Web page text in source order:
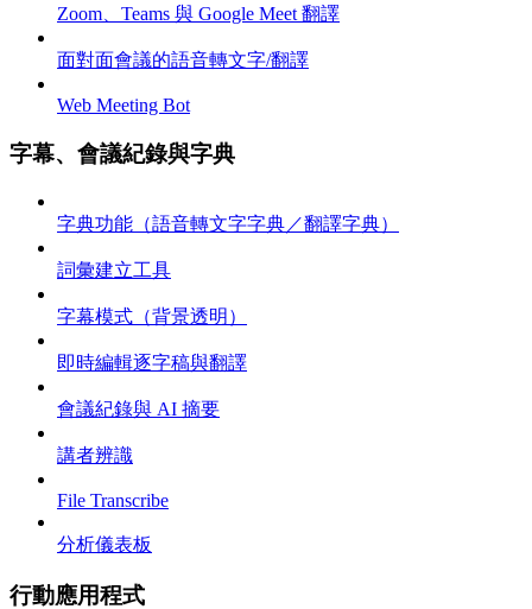
Zoom、Teams 與 Google Meet 翻譯
面對面會議的語音轉文字/翻譯
Web Meeting Bot
字幕、會議紀錄與字典
字典功能（語音轉文字字典／翻譯字典）
詞彙建立工具
字幕模式（背景透明）
即時編輯逐字稿與翻譯
會議紀錄與 AI 摘要
講者辨識
File Transcribe
分析儀表板
行動應用程式